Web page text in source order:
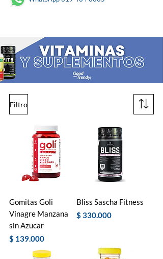
Filtro
Gomitas Goli
Vinagre Manzana
sin Azucar
Precio
$ 139.000
Bliss Sascha Fitness
Precio
$ 330.000